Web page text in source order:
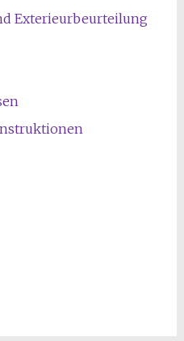
Exterieurbeurteilung